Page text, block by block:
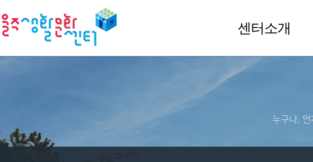
센터소개
누구나, 언